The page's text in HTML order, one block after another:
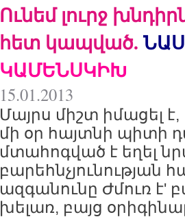
Ունեմ լուրջ
հետ կապված.
ԿԱՄԵՆՍԿԻԽ
15.01.2013
Մայրս միշտ իմացել
մի օր հայտնի պիտի
մտահոգված է եղել
բարեհնչյունության
ազգանունը Ժմուռ է'
խելառ, բայց